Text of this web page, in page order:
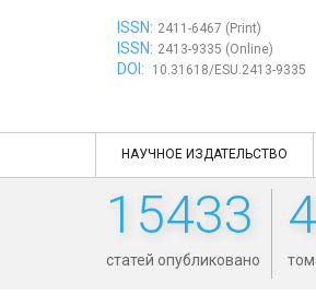
ISSN: 2411-6467 (Print)
ISSN: 2413-9335 (Online)
DOI: 10.31618/ESU.2413-9335
НАУЧНОЕ ИЗДАТЕЛЬСТВО
15433
статей опубликовано